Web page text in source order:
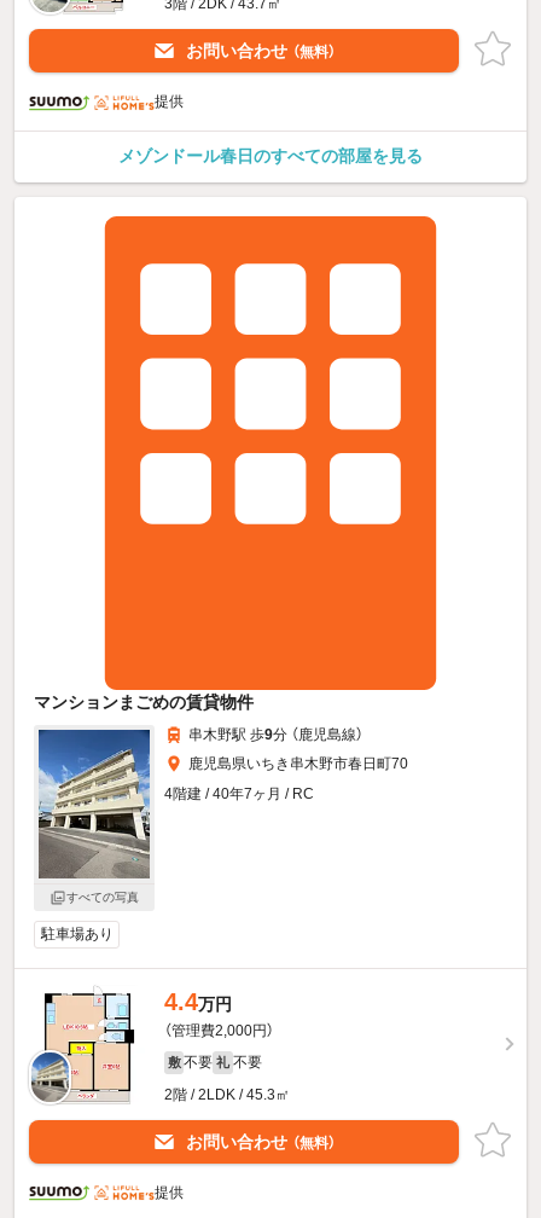
3階 / 2DK / 43.7㎡
お問い合わせ （無料）
提供
メゾンドール春日のすべての部屋を見る
マンションまごめの賃貸物件
すべての写真
串木野駅 歩9分 （鹿児島線）
鹿児島県いちき串木野市春日町70
4階建 / 40年7ヶ月 / RC
駐車場あり
4.4万円
（管理費2,000円）
敷 不要 礼 不要
2階 / 2LDK / 45.3㎡
お問い合わせ （無料）
提供